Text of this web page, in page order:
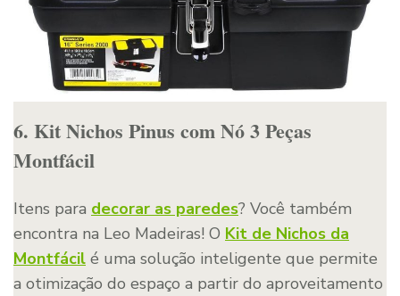
6. Kit Nichos Pinus com Nó 3 Peças
Montfácil
Itens para decorar as paredes? Você também
encontra na Leo Madeiras! O Kit de Nichos da
Montfácil é uma solução inteligente que permite
a otimização do espaço a partir do aproveitamento